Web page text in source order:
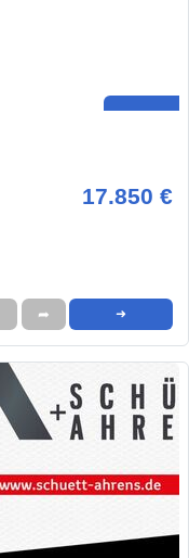
17.850 €
➦ ➜